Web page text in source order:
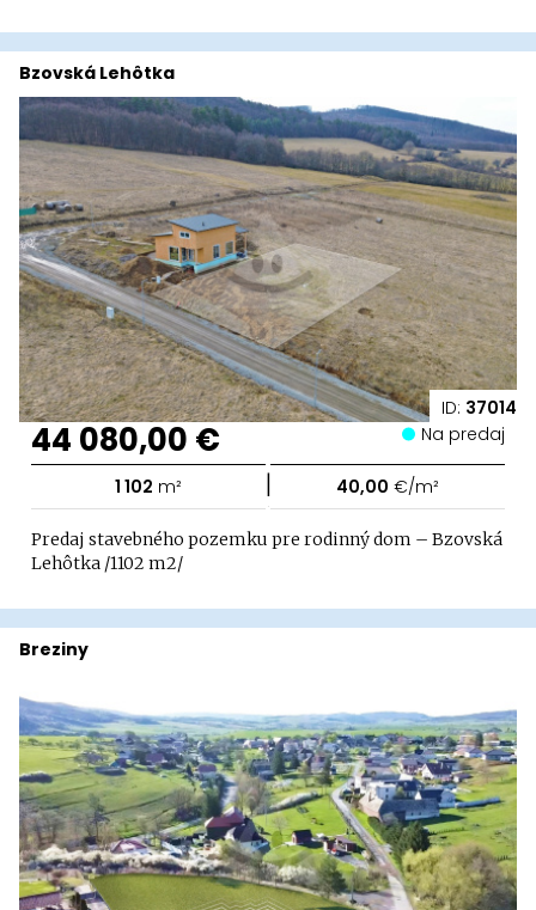
ID: 37014
Bzovská Lehôtka
44 080,00 € Na predaj
1 102 m² | 40,00 €/m²
Predaj stavebného pozemku pre rodinný dom – Bzovská
Lehôtka /1102 m2/
Breziny